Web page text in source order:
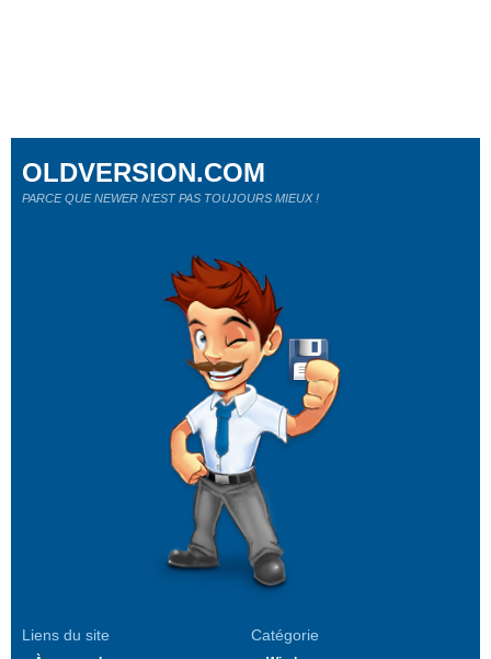
Liens du site Catégorie
OLDVERSION.COM
PARCE QUE NEWER N'EST PAS TOUJOURS MIEUX !